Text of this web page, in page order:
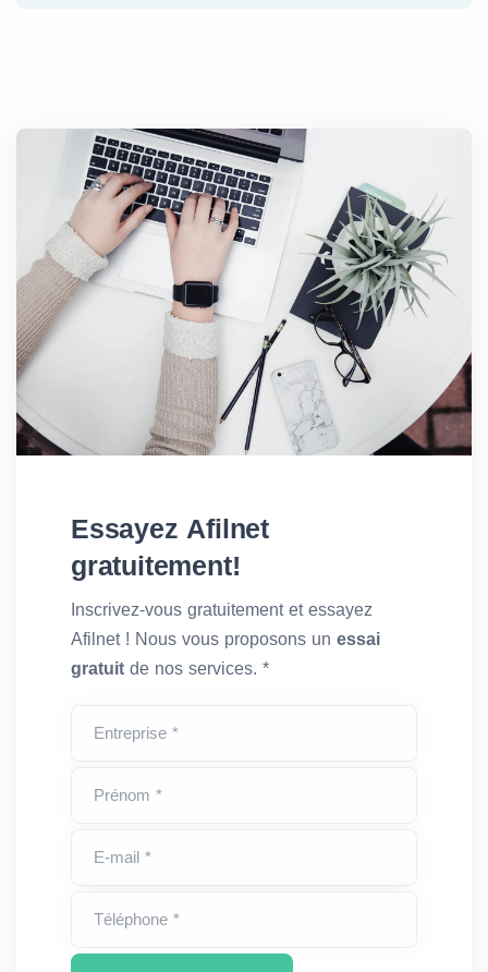
Essayez Afilnet
gratuitement!
Inscrivez-vous gratuitement et essayez
Afilnet ! Nous vous proposons un essai
gratuit de nos services. *
Entreprise *
Prénom *
E-mail *
Téléphone *